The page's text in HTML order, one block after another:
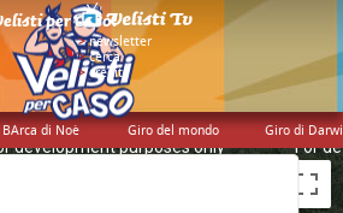
BArca di Noè Giro del mondo Giro di
per Caso!
> newsletter
> cerca
> credits
For
development purposes only